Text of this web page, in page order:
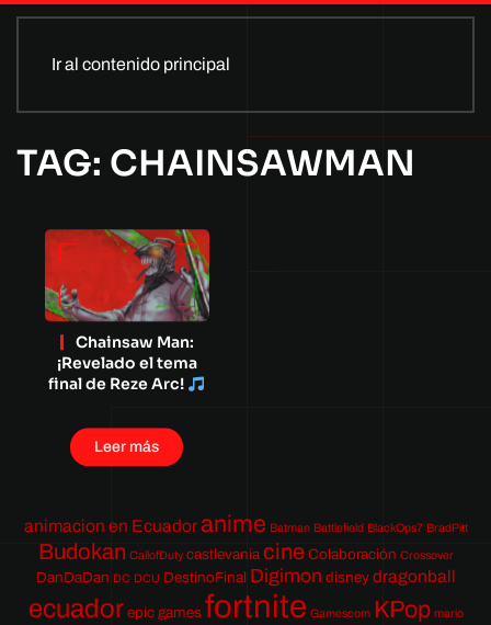
Ir al contenido principal
TAG: CHAINSAWMAN
Chainsaw Man:
¡Revelado el tema
final de Reze Arc!
Leer más
animacion en Ecuador anime Batman Battlefield BlackOps7 BradPitt
Budokan CallofDuty castlevania cine Colaboración Crossover
DanDaDan DC DCU DestinoFinal Digimon disney dragonball
ecuador epic games fortnite Gamescom KPop mario